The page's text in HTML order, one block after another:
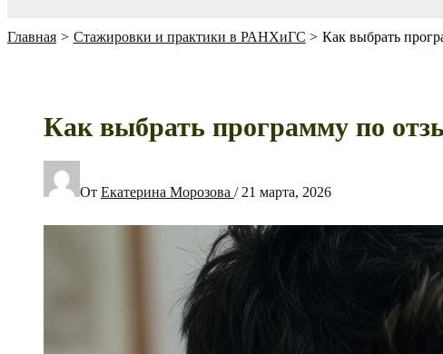
Главная Стажировки и практики в РАНХиГС Как выбрать
Как выбрать программу по
От Екатерина Морозова / 21 марта, 2026